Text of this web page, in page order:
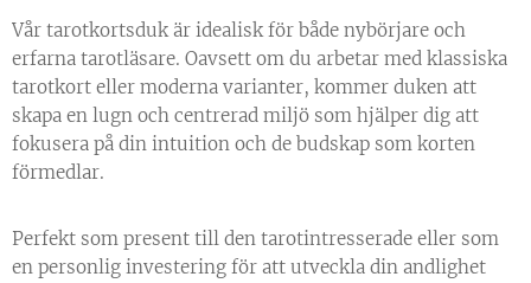
Vår tarotkortsduk är idealisk för både nybörjare och
erfarna tarotläsare. Oavsett om du arbetar med klassiska
tarotkort eller moderna varianter, kommer duken att
skapa en lugn och centrerad miljö som hjälper dig att
fokusera på din intuition och de budskap som korten
förmedlar.
Perfekt som present till den tarotintresserade eller som
en personlig investering för att utveckla din andlighet